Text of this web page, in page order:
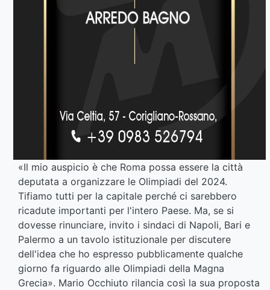
«Il mio auspicio è che Roma possa essere la città
deputata a organizzare le Olimpiadi del 2024.
Tifiamo tutti per la capitale perché ci sarebbero
ricadute importanti per l'intero Paese. Ma, se si
dovesse rinunciare, invito i sindaci di Napoli, Bari e
Palermo a un tavolo istituzionale per discutere
dell'idea che ho espresso pubblicamente qualche
giorno fa riguardo alle Olimpiadi della Magna
Grecia». Mario Occhiuto rilancia così la sua proposta